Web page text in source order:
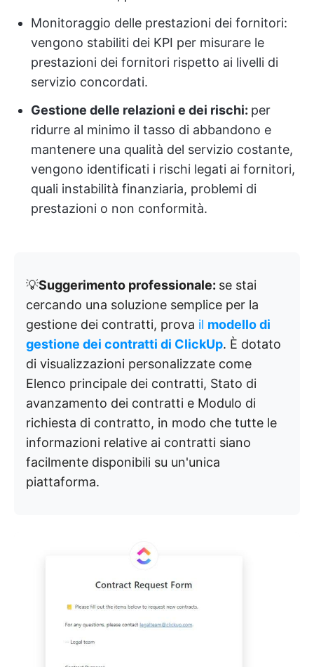
Monitoraggio delle prestazioni dei fornitori:
vengono stabiliti dei KPI per misurare le
prestazioni dei fornitori rispetto ai livelli di
servizio concordati.
Gestione delle relazioni e dei rischi: per
ridurre al minimo il tasso di abbandono e
mantenere una qualità del servizio costante,
vengono identificati i rischi legati ai fornitori,
quali instabilità finanziaria, problemi di
prestazioni o non conformità.
💡Suggerimento professionale: se stai
cercando una soluzione semplice per la
gestione dei contratti, prova il modello di
gestione dei contratti di ClickUp. È dotato
di visualizzazioni personalizzate come
Elenco principale dei contratti, Stato di
avanzamento dei contratti e Modulo di
richiesta di contratto, in modo che tutte le
informazioni relative ai contratti siano
facilmente disponibili su un'unica
piattaforma.